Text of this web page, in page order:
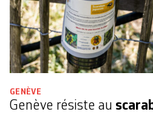
GENÈVE
Genève résiste au